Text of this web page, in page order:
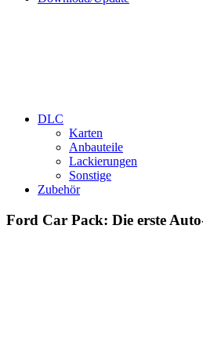
DLC
Karten
Anbauteile
Lackierungen
Sonstige
Zubehör
Ford Car Pack: Die erste